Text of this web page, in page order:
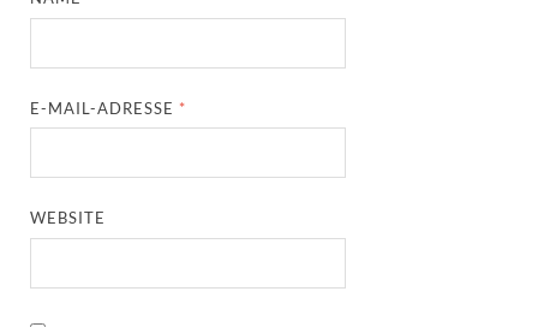
E-MAIL-ADRESSE *
WEBSITE